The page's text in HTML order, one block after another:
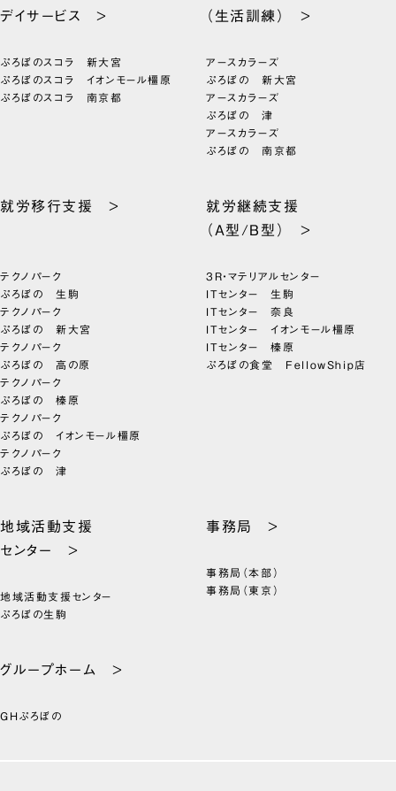
デイサービス >
ぷろぼのスコラ 新大宮
ぷろぼのスコラ イオンモール橿原
ぷろぼのスコラ 南京都
（生活訓練） >
アースカラーズ
ぷろぼの 新大宮
アースカラーズ
ぷろぼの 津
アースカラーズ
ぷろぼの 南京都
就労移行支援 >
テクノパーク
ぷろぼの 生駒
テクノパーク
ぷろぼの 新大宮
テクノパーク
ぷろぼの 高の原
テクノパーク
ぷろぼの 榛原
テクノパーク
ぷろぼの イオンモール橿原
テクノパーク
ぷろぼの 津
就労継続支援
（A型/B型） >
3R・マテリアルセンター
ITセンター 生駒
ITセンター 奈良
ITセンター イオンモール橿原
ITセンター 榛原
ぷろぼの食堂 FellowShip店
地域活動支援
センター >
地域活動支援センター
ぷろぼの生駒
事務局 >
事務局（本部）
事務局（東京）
グループホーム >
GHぷろぼの